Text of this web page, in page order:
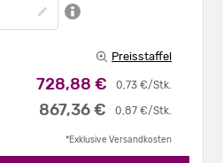
Preisstaffel
0,73 €/Stk.
728,88 €
0,87 €/Stk.
867,36 €
*Exklusive Versandkosten